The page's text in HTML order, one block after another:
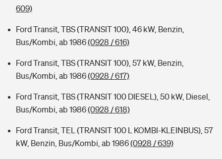
609)
Ford Transit, TBS (TRANSIT 100), 46 kW, Benzin,
Bus/Kombi, ab 1986(0928 / 616)
Ford Transit, TBS (TRANSIT 100), 57 kW, Benzin,
Bus/Kombi, ab 1986(0928 / 617)
Ford Transit, TBS (TRANSIT 100 DIESEL), 50 kW, Diesel,
Bus/Kombi, ab 1986(0928 / 618)
Ford Transit, TEL (TRANSIT 100 L KOMBI-KLEINBUS), 57
kW, Benzin, Bus/Kombi, ab 1986(0928 / 639)